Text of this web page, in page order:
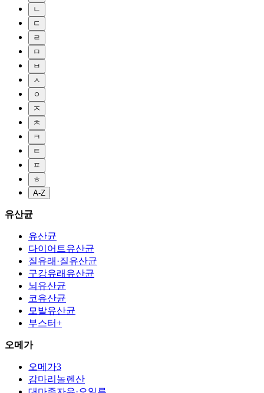
ㄴ
ㄷ
ㄹ
ㅁ
ㅂ
ㅅ
ㅇ
ㅈ
ㅊ
ㅋ
ㅌ
ㅍ
ㅎ
A-Z
유산균
유산균
다이어트유산균
질유래·질유산균
구강유래유산균
뇌유산균
코유산균
모발유산균
부스터+
오메가
오메가3
감마리놀렌산